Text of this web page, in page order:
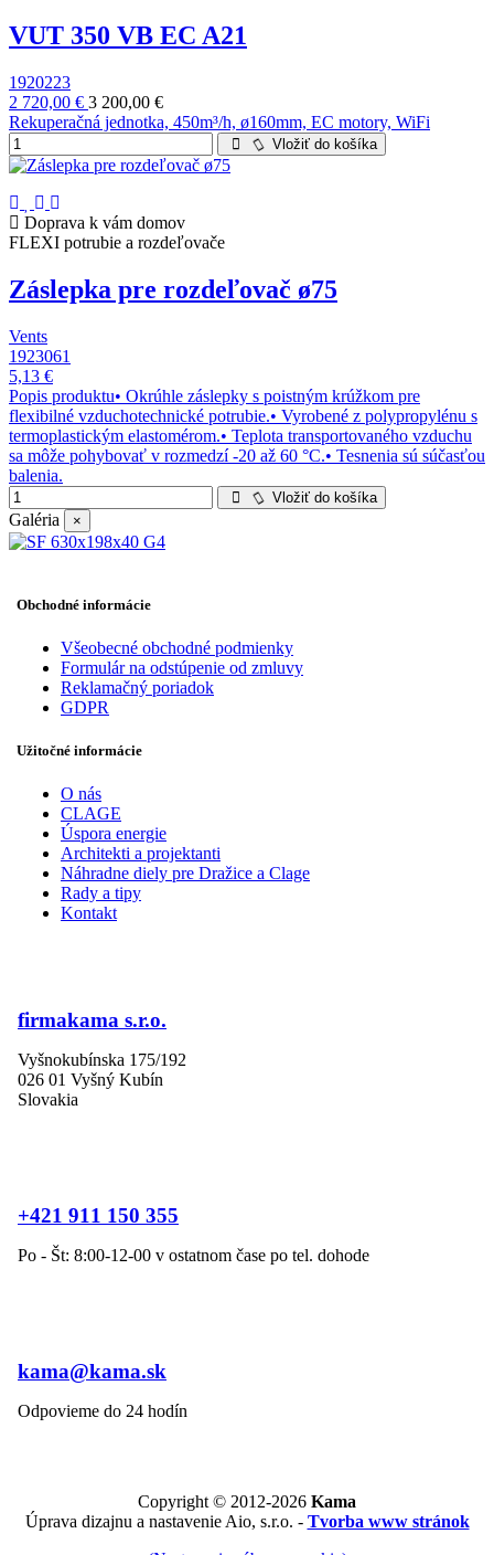
VUT 350 VB EC A21
1920223
2 720,00 € 3 200,00 €
Rekuperačná jednotka, 450m³/h, ø160mm, EC motory, WiFi
Vložiť do košíka
Doprava k vám domov
FLEXI potrubie a rozdeľovače
Záslepka pre rozdeľovač ø75
Vents
1923061
5,13 €
Popis produktu• Okrúhle záslepky s poistným krúžkom pre
flexibilné vzduchotechnické potrubie.• Vyrobené z polypropylénu s
termoplastickým elastomérom.• Teplota transportovaného vzduchu
sa môže pohybovať v rozmedzí -20 až 60 °C.• Tesnenia sú súčasťou
balenia.
Vložiť do košíka
Galéria ×
Obchodné informácie
Všeobecné obchodné podmienky
Formulár na odstúpenie od zmluvy
Reklamačný poriadok
GDPR
Užitočné informácie
O nás
CLAGE
Úspora energie
Architekti a projektanti
Náhradne diely pre Dražice a Clage
Rady a tipy
Kontakt
firmakama s.r.o.
Vyšnokubínska 175/192
026 01 Vyšný Kubín
Slovakia
+421 911 150 355
Po - Št: 8:00-12-00 v ostatnom čase po tel. dohode
kama@kama.sk
Odpovieme do 24 hodín
Copyright © 2012-2026 Kama
Úprava dizajnu a nastavenie Aio, s.r.o. - Tvorba www stránok